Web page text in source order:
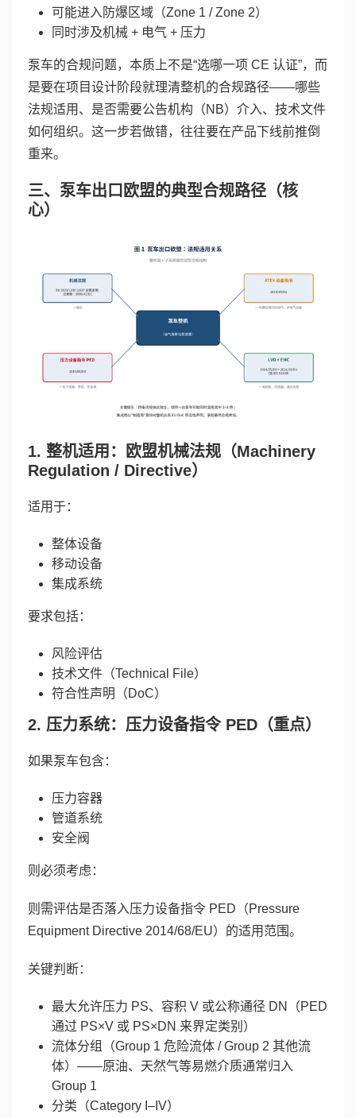
可能进入防爆区域（Zone 1 / Zone 2）
同时涉及机械 + 电气 + 压力
泵车的合规问题，本质上不是“选哪一项 CE 认证”，而
是要在项目设计阶段就理清整机的合规路径——哪些
法规适用、是否需要公告机构（NB）介入、技术文件
如何组织。这一步若做错，往往要在产品下线前推倒
重来。
三、泵车出口欧盟的典型合规路径（核
心）
1. 整机适用：欧盟机械法规（Machinery
Regulation / Directive）
适用于：
整体设备
移动设备
集成系统
要求包括：
风险评估
技术文件（Technical File）
符合性声明（DoC）
2. 压力系统：压力设备指令 PED（重点）
如果泵车包含：
压力容器
管道系统
安全阀
则必须考虑：
则需评估是否落入压力设备指令 PED（Pressure
Equipment Directive 2014/68/EU）的适用范围。
关键判断：
最大允许压力 PS、容积 V 或公称通径 DN（PED
通过 PS×V 或 PS×DN 来界定类别）
流体分组（Group 1 危险流体 / Group 2 其他流
体）——原油、天然气等易燃介质通常归入
Group 1
分类（Category I–IV）